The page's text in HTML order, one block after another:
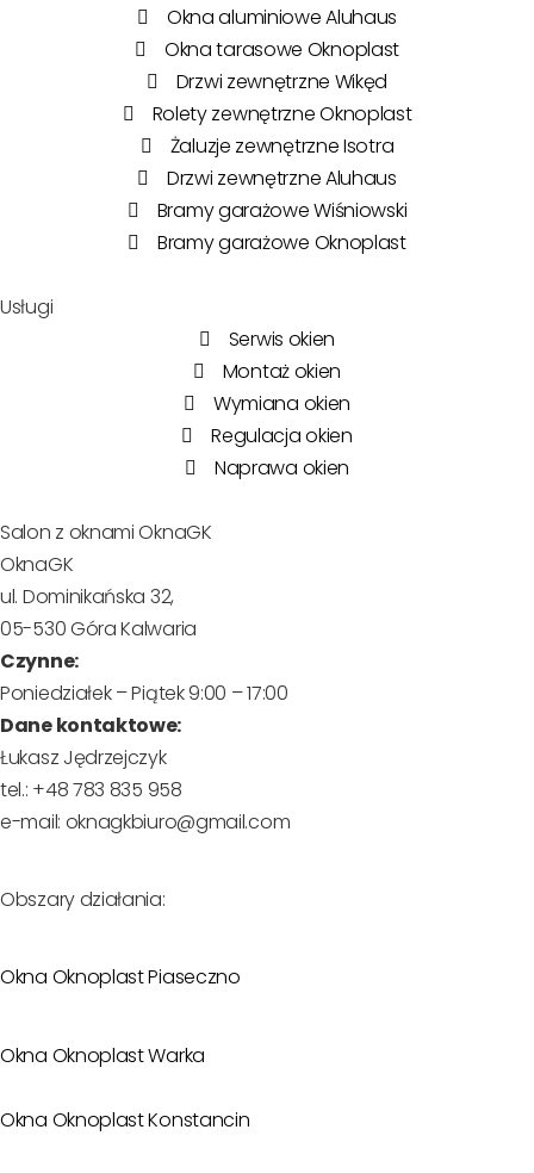
Okna aluminiowe Aluhaus
Okna tarasowe Oknoplast
Drzwi zewnętrzne Wikęd
Rolety zewnętrzne Oknoplast
Żaluzje zewnętrzne Isotra
Drzwi zewnętrzne Aluhaus
Bramy garażowe Wiśniowski
Bramy garażowe Oknoplast
Usługi
Serwis okien
Montaż okien
Wymiana okien
Regulacja okien
Naprawa okien
Salon z oknami OknaGK
OknaGK
ul. Dominikańska 32,
05-530 Góra Kalwaria
Czynne:
Poniedziałek – Piątek 9:00 – 17:00
Dane kontaktowe:
Łukasz Jędrzejczyk
tel.: +48 783 835 958
e-mail: oknagkbiuro@gmail.com
Obszary działania:
Okna Oknoplast Piaseczno
Okna Oknoplast Warka
Okna Oknoplast Konstancin